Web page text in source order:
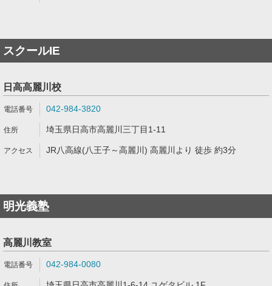
スクールIE
日高高麗川校
042-984-3820
埼玉県日高市高麗川三丁目1-11
JR八高線(八王子～高麗川) 高麗川より 徒歩 約3分
明光義塾
高麗川教室
042-984-0080